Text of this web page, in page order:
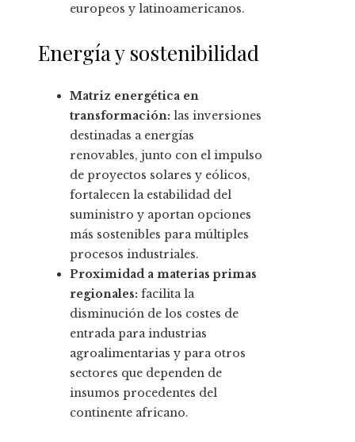
europeos y latinoamericanos.
Energía y sostenibilidad
Matriz energética en
transformación: las inversiones
destinadas a energías
renovables, junto con el impulso
de proyectos solares y eólicos,
fortalecen la estabilidad del
suministro y aportan opciones
más sostenibles para múltiples
procesos industriales.
Proximidad a materias primas
regionales: facilita la
disminución de los costes de
entrada para industrias
agroalimentarias y para otros
sectores que dependen de
insumos procedentes del
continente africano.